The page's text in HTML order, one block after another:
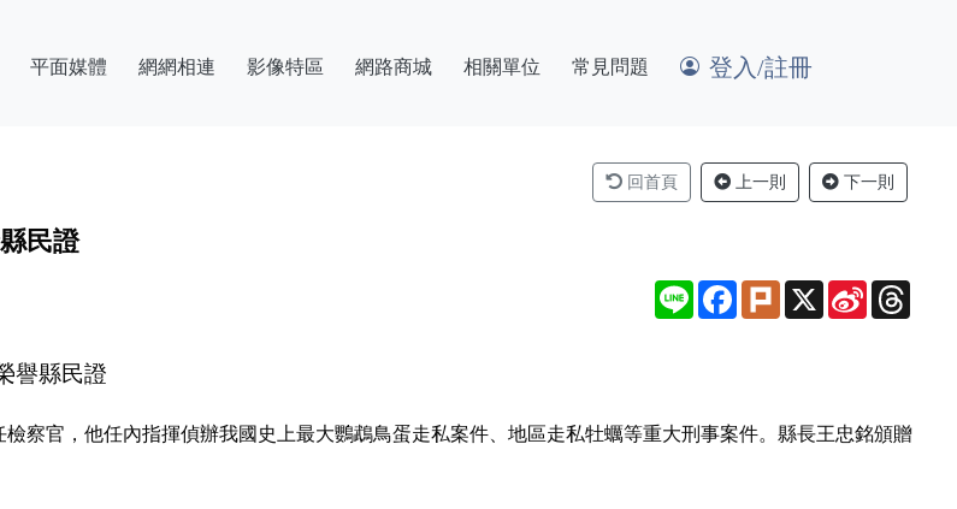
平面媒體 網網相連 影像特區 網路商城 相關單位 常見問題 登入/註冊
回首頁 上一則 下一則
民證
Line Facebook
Plurk X
Sina
Weibo
譽縣民證
察官，他任內指揮偵辦我國史上最大鸚鵡鳥蛋走私案件、地區走私牡蠣等重大刑事案件。縣長王忠銘頒贈